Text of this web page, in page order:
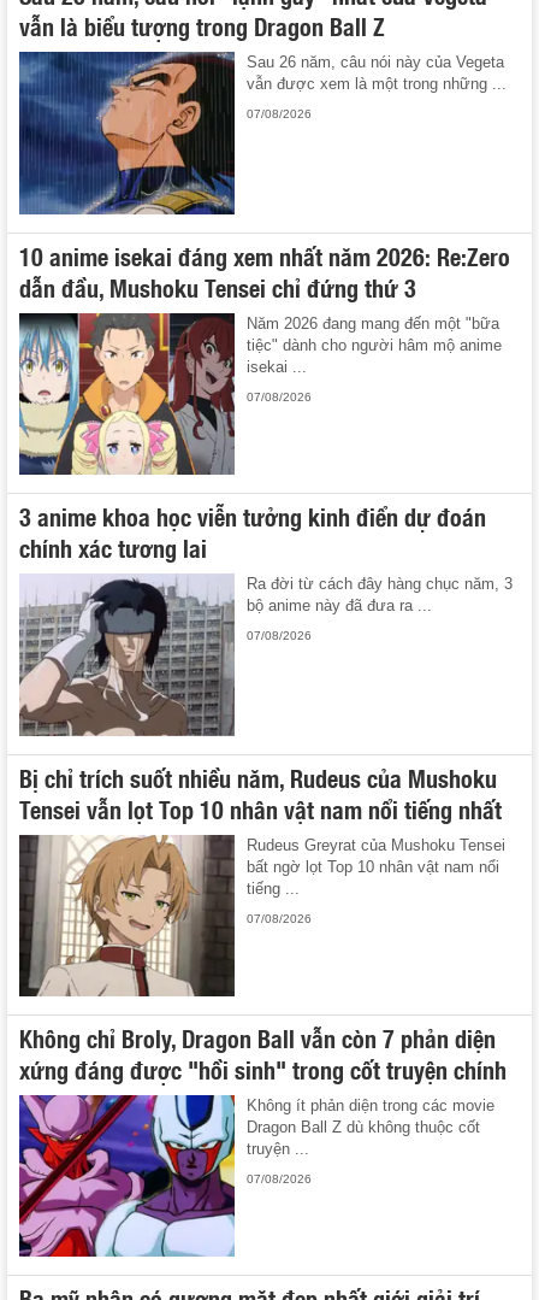
vẫn là biểu tượng trong Dragon Ball Z
Sau 26 năm, câu nói này của Vegeta
vẫn được xem là một trong những ...
07/08/2026
10 anime isekai đáng xem nhất năm 2026: Re:Zero
dẫn đầu, Mushoku Tensei chỉ đứng thứ 3
Năm 2026 đang mang đến một "bữa
tiệc" dành cho người hâm mộ anime
isekai ...
07/08/2026
3 anime khoa học viễn tưởng kinh điển dự đoán
chính xác tương lai
Ra đời từ cách đây hàng chục năm, 3
bộ anime này đã đưa ra ...
07/08/2026
Bị chỉ trích suốt nhiều năm, Rudeus của Mushoku
Tensei vẫn lọt Top 10 nhân vật nam nổi tiếng nhất
Rudeus Greyrat của Mushoku Tensei
bất ngờ lọt Top 10 nhân vật nam nổi
tiếng ...
07/08/2026
Không chỉ Broly, Dragon Ball vẫn còn 7 phản diện
xứng đáng được "hồi sinh" trong cốt truyện chính
Không ít phản diện trong các movie
Dragon Ball Z dù không thuộc cốt
truyện ...
07/08/2026